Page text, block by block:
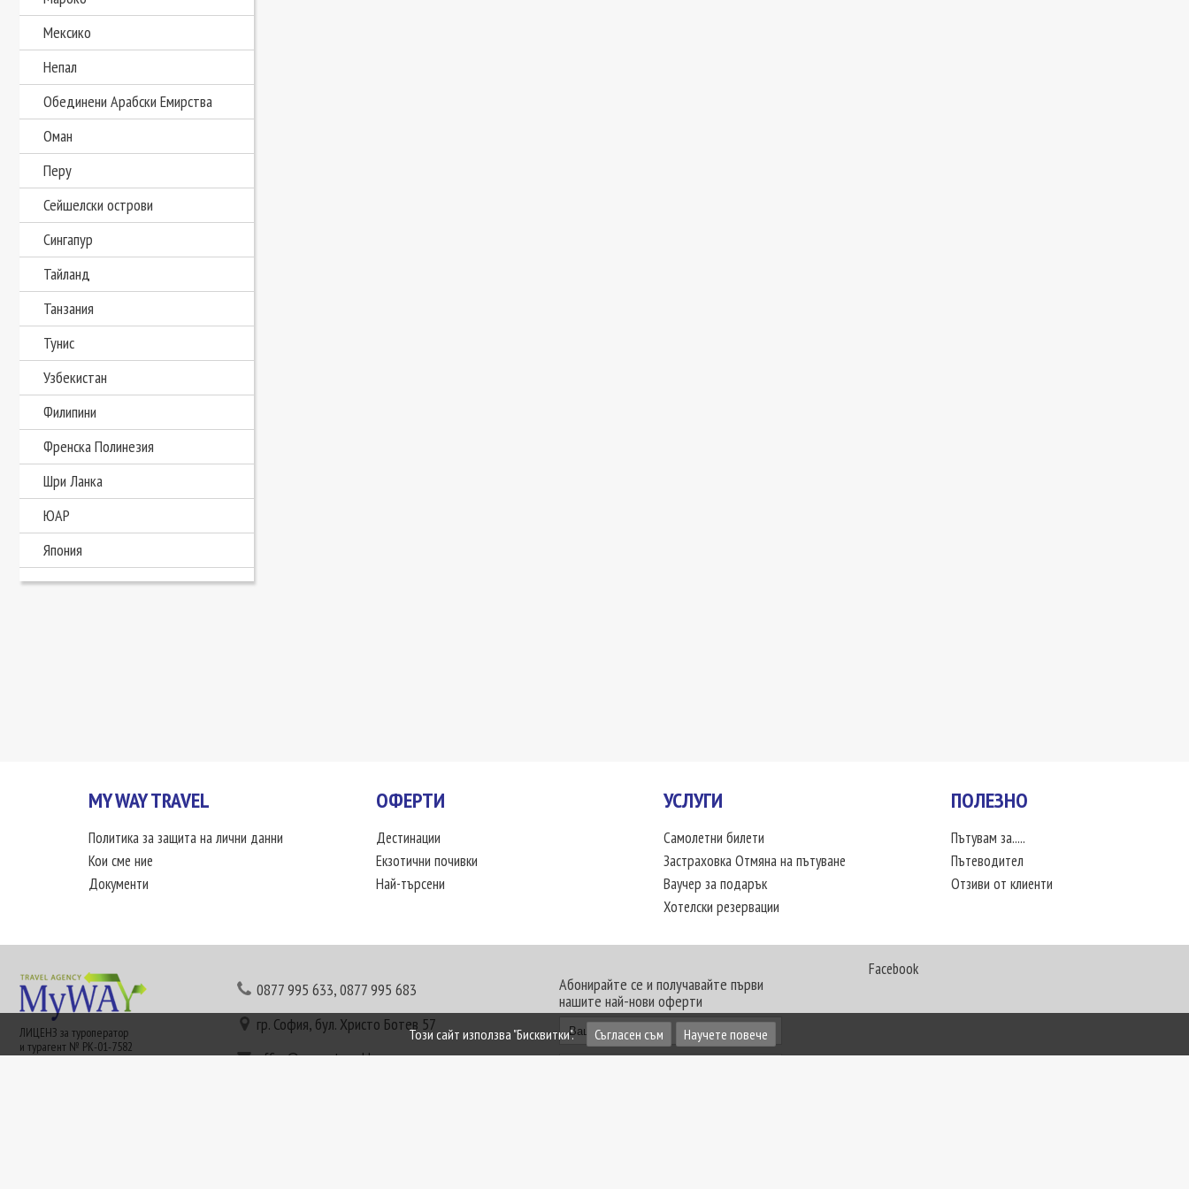
Мексико
Непал
Обединени Арабски Емирства
Оман
Перу
Сейшелски острови
Сингапур
Тайланд
Танзания
Тунис
Узбекистан
Филипини
Френска Полинезия
Шри Ланка
ЮАР
Япония
MY WAY TRAVEL
Политика за защита на лични данни
Кои сме ние
Документи
ОФЕРТИ
Дестинации
Екзотични почивки
Най-търсени
УСЛУГИ
Самолетни билети
Застраховка Отмяна на пътуване
Ваучер за подарък
Хотелски резервации
ПОЛЕЗНО
Пътувам за.....
Пътеводител
Отзиви от клиенти
ЛИЦЕНЗ за туроператор
и турагент № РК-01-7582
0877 995 633,0877 995 683
гр. София, бул. Христо Ботев 57
office@mywaytravel.bg
Абонирайте се и получавайте първи
нашите най-нови оферти
Facebook
Този сайт използва "Бисквитки". Съгласен съм Научете повече